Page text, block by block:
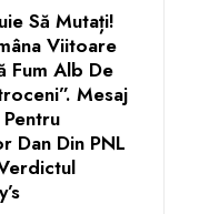
Să Mutați!
Viitoare
Fum Alb De
Mesaj
Dan Din PNL